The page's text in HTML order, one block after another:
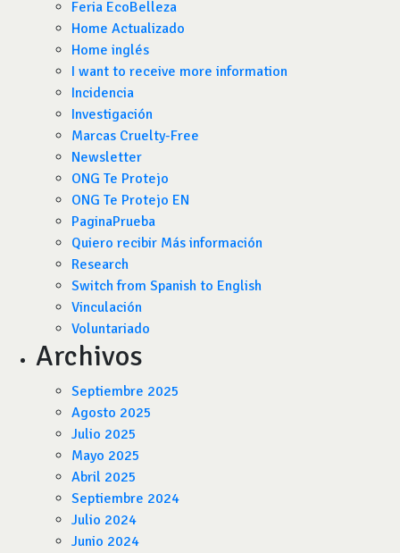
Feria EcoBelleza
Home Actualizado
Home inglés
I want to receive more information
Incidencia
Investigación
Marcas Cruelty-Free
Newsletter
ONG Te Protejo
ONG Te Protejo EN
PaginaPrueba
Quiero recibir Más información
Research
Switch from Spanish to English
Vinculación
Voluntariado
Archivos
Septiembre 2025
Agosto 2025
Julio 2025
Mayo 2025
Abril 2025
Septiembre 2024
Julio 2024
Junio 2024